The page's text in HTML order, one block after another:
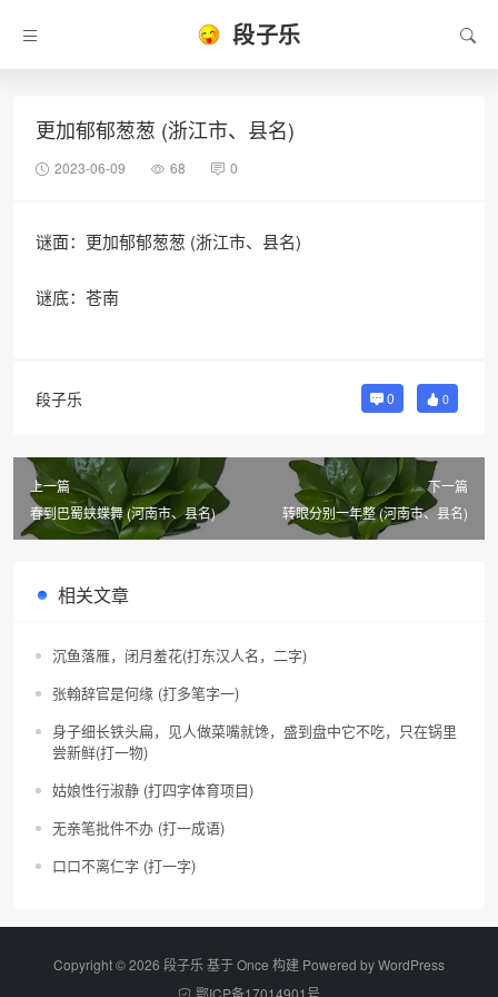
段子乐
更加郁郁葱葱 (浙江市、县名)
2023-06-09 68 0
谜面：更加郁郁葱葱 (浙江市、县名)
谜底：苍南
段子乐 0 0
上一篇
春到巴蜀蛱蝶舞 (河南市、县名)
下一篇
转眼分别一年整 (河南市、县名)
相关文章
沉鱼落雁，闭月羞花(打东汉人名，二字)
张翰辞官是何缘 (打多笔字一)
身子细长铁头扁，见人做菜嘴就馋，盛到盘中它不吃，只在锅里
尝新鲜(打一物)
姑娘性行淑静 (打四字体育项目)
无亲笔批件不办 (打一成语)
口口不离仁字 (打一字)
Copyright © 2026 段子乐 基于 Once 构建 Powered byWordPress
鄂ICP备17014901号